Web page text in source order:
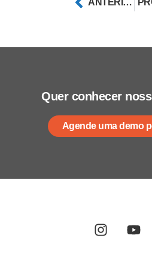
ANTERIOR
Quer conhecer
Agende uma demo